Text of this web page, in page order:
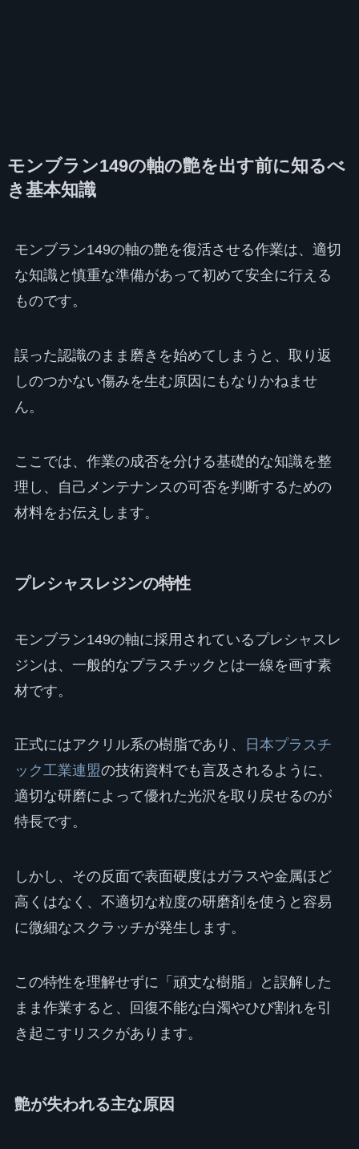
モンブラン149の軸の艶を出す前に知るべ
き基本知識
モンブラン149の軸の艶を復活させる作業は、適切
な知識と慎重な準備があって初めて安全に行える
ものです。
誤った認識のまま磨きを始めてしまうと、取り返
しのつかない傷みを生む原因にもなりかねませ
ん。
ここでは、作業の成否を分ける基礎的な知識を整
理し、自己メンテナンスの可否を判断するための
材料をお伝えします。
プレシャスレジンの特性
モンブラン149の軸に採用されているプレシャスレ
ジンは、一般的なプラスチックとは一線を画す素
材です。
正式にはアクリル系の樹脂であり、
日本プラスチ
ック工業連盟の技術資料でも言及されるように、
適切な研磨によって優れた光沢を取り戻せるのが
特長です。
しかし、その反面で表面硬度はガラスや金属ほど
高くはなく、不適切な粒度の研磨剤を使うと容易
に微細なスクラッチが発生します。
この特性を理解せずに「頑丈な樹脂」と誤解した
まま作業すると、回復不能な白濁やひび割れを引
き起こすリスクがあります。
艶が失われる主な原因